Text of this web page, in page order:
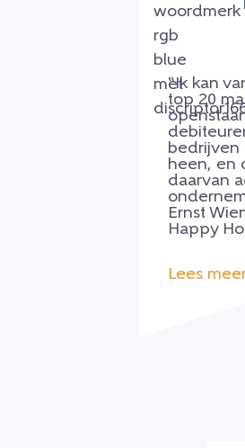
“Ik kan
top 20
bedrijven
heen, en
daarvan
Ernst
Happy
Lees